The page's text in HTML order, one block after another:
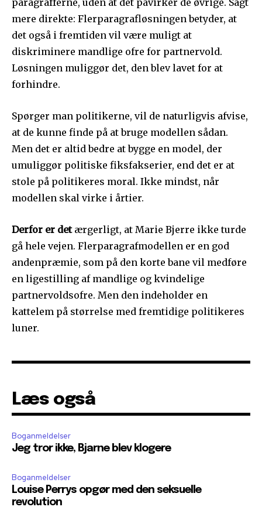
paragrafferne, uden at det påvirker de øvrige. Sagt
mere direkte: Flerparagrafløsningen betyder, at
det også i fremtiden vil være muligt at
diskriminere mandlige ofre for partnervold.
Løsningen muliggør det, den blev lavet for at
forhindre.
Spørger man politikerne, vil de naturligvis afvise,
at de kunne finde på at bruge modellen sådan.
Men det er altid bedre at bygge en model, der
umuliggør politiske fiksfakserier, end det er at
stole på politikeres moral. Ikke mindst, når
modellen skal virke i årtier.
Derfor er detærgerligt, at Marie Bjerre ikke turde
gå hele vejen. Flerparagrafmodellen er en god
andenpræmie, som på den korte bane vil medføre
en ligestilling af mandlige og kvindelige
partnervoldsofre. Men den indeholder en
kattelem på størrelse med fremtidige politikeres
luner.
Læs også
Boganmeldelser
Jeg tror ikke, Bjarne blev klogere
Boganmeldelser
Louise Perrys opgør med den seksuelle
revolution